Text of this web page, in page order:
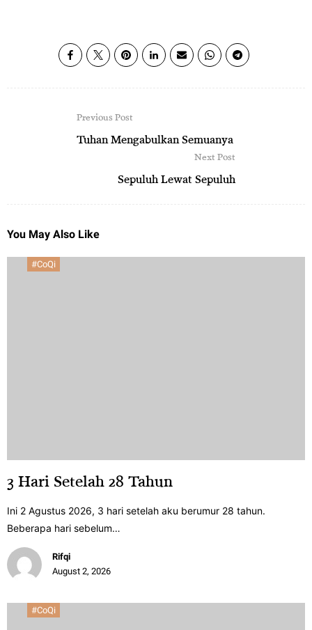
Previous Post
Tuhan Mengabulkan Semuanya
Next Post
Sepuluh Lewat Sepuluh
You May Also Like
#CoQi
3 Hari Setelah 28 Tahun
Ini 2 Agustus 2026, 3 hari setelah aku berumur 28 tahun.
Beberapa hari sebelum…
Rifqi
August 2, 2026
#CoQi